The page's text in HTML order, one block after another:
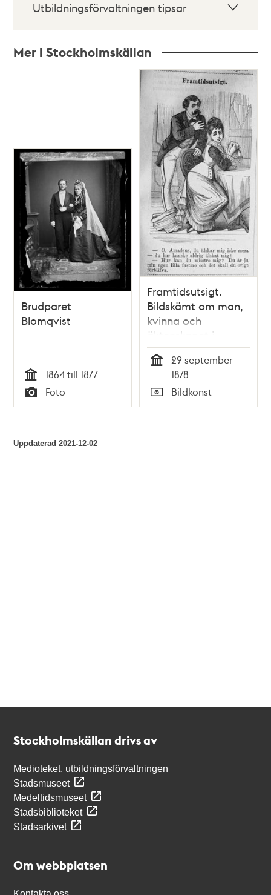
Utbildningsförvaltningen tipsar
Mer i Stockholmskällan
Brudparet
Blomqvist
Tid
1864 till 1877
Typ
Foto
Framtidsutsigt.
Bildskämt om man,
kvinna och
äktenskapet i
Söndags-Nisse –
Illustreradt
Veckoblad för
Skämt, Humor och
Satir, nr 39, den 29
29 september
1878
Typ
Bildkonst
Uppdaterad2021-12-02
Stockholmskällan drivs av
Medioteket, utbildningsförvaltningen
Stadsmuseet
Medeltidsmuseet
Stadsbiblioteket
Stadsarkivet
Om webbplatsen